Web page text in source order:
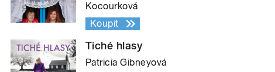
Kocourková
Koupit
Tiché hlasy
Patricia Gibneyová